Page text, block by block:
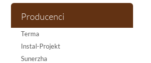
Producenci
Terma
Instal-Projekt
Sunerzha